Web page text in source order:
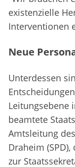
existenzielle
Interventionen
Neue
Unterdessen
Leitungsebene
beamtete
Amtsleitung
Draheim
zur